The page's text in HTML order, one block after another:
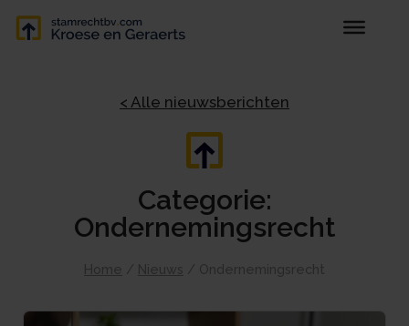
< Alle nieuwsberichten
Categorie:
Ondernemingsrecht
Home Nieuws Ondernemingsrecht